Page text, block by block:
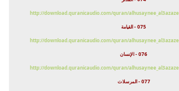
http://download.quranicaudio.com/quran/
075 - القيامة
http://download.quranicaudio.com/quran/
076 - الإنسان
http://download.quranicaudio.com/quran/
077 - المرسلات